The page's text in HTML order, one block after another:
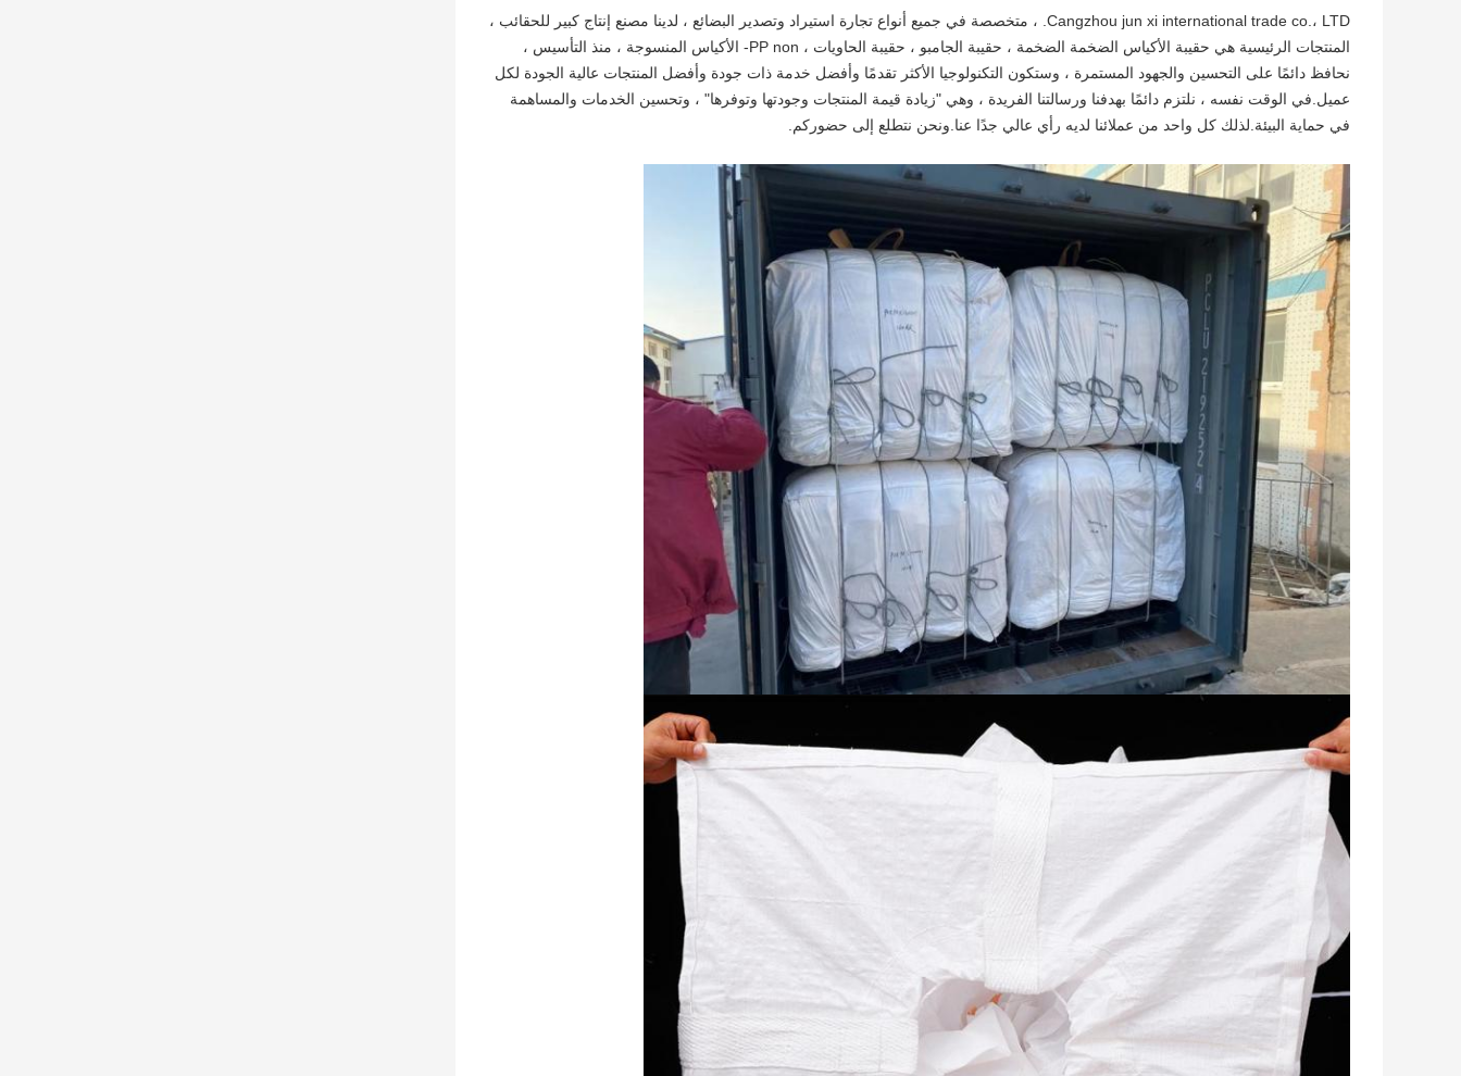
Cangzhou jun xi international trade co.، LTD. ، متخصصة في جميع أنواع تجارة استيراد وتصدير البضائع ، لدينا مصنع إنتاج كبير للحقائب ،
المنتجات الرئيسية هي حقيبة الأكياس الضخمة الضخمة ، حقيبة الجامبو ، حقيبة الحاويات ، PP non- الأكياس المنسوجة ، منذ التأسيس ،
نحافظ دائمًا على التحسين والجهود المستمرة ، وستكون التكنولوجيا الأكثر تقدمًا وأفضل خدمة ذات جودة وأفضل المنتجات عالية الجودة لكل
عميل.في الوقت نفسه ، نلتزم دائمًا بهدفنا ورسالتنا الفريدة ، وهي "زيادة قيمة المنتجات وجودتها وتوفرها" ، وتحسين الخدمات والمساهمة
في حماية البيئة.لذلك كل واحد من عملائنا لديه رأي عالي جدًا عنا.ونحن نتطلع إلى حضوركم.